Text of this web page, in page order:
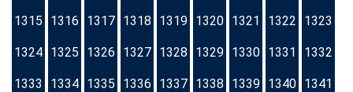
1315 1316 1317 1318 1319 1320 1321 1322 1323
1324 1325 1326 1327 1328 1329 1330 1331 1332
1333 1334 1335 1336 1337 1338 1339 1340 1341